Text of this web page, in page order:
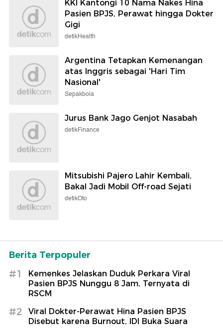
KKI Kantongi 10 Nama Nakes Hina
Pasien BPJS, Perawat hingga Dokter
Gigi
detikHealth
Argentina Tetapkan Kemenangan
atas Inggris sebagai 'Hari Tim
Nasional'
Sepakbola
Jurus Bank Jago Genjot Nasabah
detikFinance
Mitsubishi Pajero Lahir Kembali,
Bakal Jadi Mobil Off-road Sejati
detikOto
Berita Terpopuler
#1
Kemenkes Jelaskan Duduk Perkara Viral
Pasien BPJS Nunggu 8 Jam, Ternyata di
RSCM
#2
Viral Dokter-Perawat Hina Pasien BPJS
Disebut karena Burnout, IDI Buka Suara